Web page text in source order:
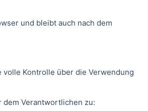
und bleibt auch nach dem
Kontrolle über die Verwendung
dem Verantwortlichen zu: